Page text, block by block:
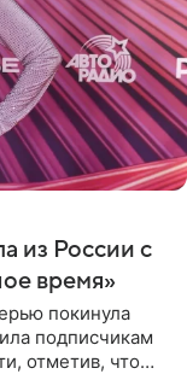
из России с
время»
покинула
подписчикам
отметив, что